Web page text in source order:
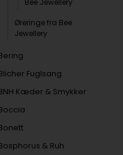
Bee Jewellery
Øreringe fra Bee
Jewellery
Fuglsang
Kæder & Smykker
& Ruh